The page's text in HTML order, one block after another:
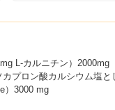
L-カルニチン）2000mg
プロン酸カルシウム塩と
）3000 mg